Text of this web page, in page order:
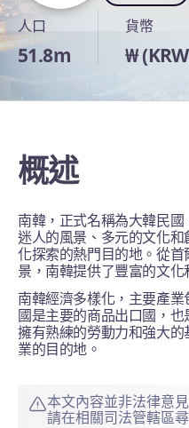
人口
51.8m
貨幣
₩
概述
南韓，正式名稱為大韓民
迷人的風景、多元的文化
化探索的熱門目的地。從
景，南韓提供了豐富的文化
南韓經濟多樣化，主要產
國是主要的商品出口國，
擁有熟練的勞動力和強大
業的目的地。
本文內容並非法律意
請在相關司法管轄區